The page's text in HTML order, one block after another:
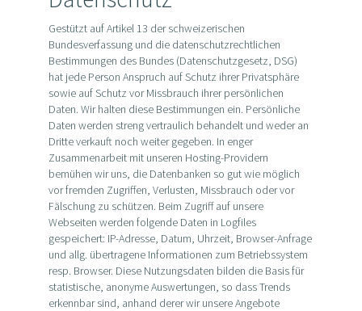
Gestützt auf Artikel 13 der schweizerischen
Bundesverfassung und die datenschutzrechtlichen
Bestimmungen des Bundes (Datenschutzgesetz, DSG)
hat jede Person Anspruch auf Schutz ihrer Privatsphäre
sowie auf Schutz vor Missbrauch ihrer persönlichen
Daten. Wir halten diese Bestimmungen ein. Persönliche
Daten werden streng vertraulich behandelt und weder an
Dritte verkauft noch weiter gegeben. In enger
Zusammenarbeit mit unseren Hosting-Providern
bemühen wir uns, die Datenbanken so gut wie möglich
vor fremden Zugriffen, Verlusten, Missbrauch oder vor
Fälschung zu schützen. Beim Zugriff auf unsere
Webseiten werden folgende Daten in Logfiles
gespeichert: IP-Adresse, Datum, Uhrzeit, Browser-Anfrage
und allg. übertragene Informationen zum Betriebssystem
resp. Browser. Diese Nutzungsdaten bilden die Basis für
statistische, anonyme Auswertungen, so dass Trends
erkennbar sind, anhand derer wir unsere Angebote